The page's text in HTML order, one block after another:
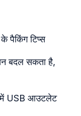
पैकिंग टिप्स
बदल सकता है,
में USB आउटलेट